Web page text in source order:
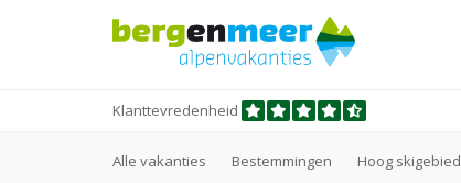
Klanttevredenheid
Alle vakanties Bestemmingen Hoog skigebied